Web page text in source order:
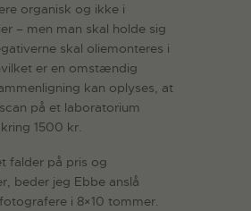
organisk og ikke i
– men man skal holde sig
skal oliemonteres i
er en omstændig
kan oplyses, at
på et laboratorium
1500 kr.
falder på pris og
beder jeg Ebbe anslå
i 8×10 tommer.